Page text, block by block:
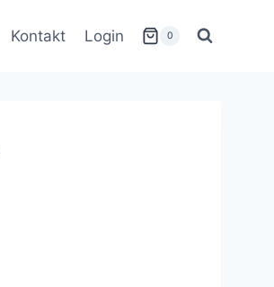
Kontakt Login 0